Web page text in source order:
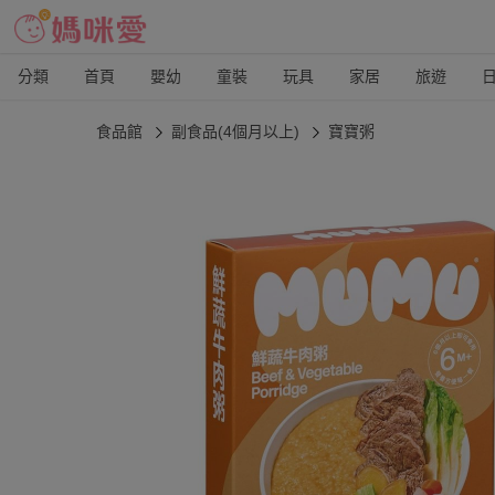
分類 首頁 嬰幼 童裝 玩具 家居 旅遊
食品館 副食品(4個月以上) 寶寶粥